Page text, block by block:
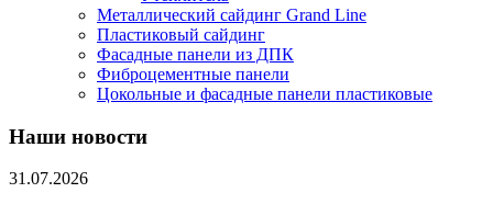
Металлический сайдинг Grand Line
Пластиковый сайдинг
Фасадные панели из ДПК
Фиброцементные панели
Цокольные и фасадные панели пластиковые
Наши новости
31.07.2026